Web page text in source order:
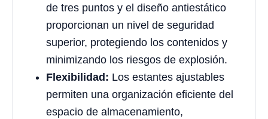
de tres puntos y el diseño antiestático
proporcionan un nivel de seguridad
superior, protegiendo los contenidos y
minimizando los riesgos de explosión.
Flexibilidad: Los estantes ajustables
permiten una organización eficiente del
espacio de almacenamiento,